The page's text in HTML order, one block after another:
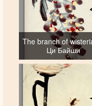
The branch of
Ци Байши